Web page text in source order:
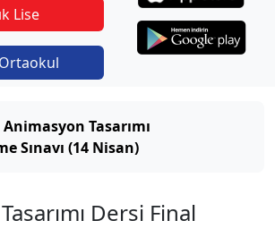
Lise
Animasyon Tasarımı
Sınavı (14 Nisan)
Dersi Final